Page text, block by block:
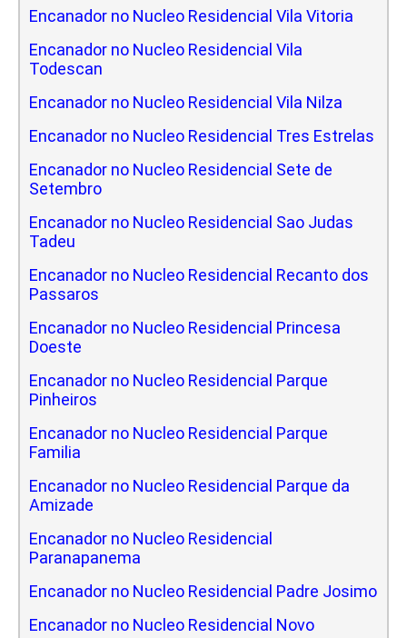
Encanador no Nucleo Residencial Vila Vitoria
Encanador no Nucleo Residencial Vila
Todescan
Encanador no Nucleo Residencial Vila Nilza
Encanador no Nucleo Residencial Tres Estrelas
Encanador no Nucleo Residencial Sete de
Setembro
Encanador no Nucleo Residencial Sao Judas
Tadeu
Encanador no Nucleo Residencial Recanto dos
Passaros
Encanador no Nucleo Residencial Princesa
Doeste
Encanador no Nucleo Residencial Parque
Pinheiros
Encanador no Nucleo Residencial Parque
Familia
Encanador no Nucleo Residencial Parque da
Amizade
Encanador no Nucleo Residencial
Paranapanema
Encanador no Nucleo Residencial Padre Josimo
Encanador no Nucleo Residencial Novo